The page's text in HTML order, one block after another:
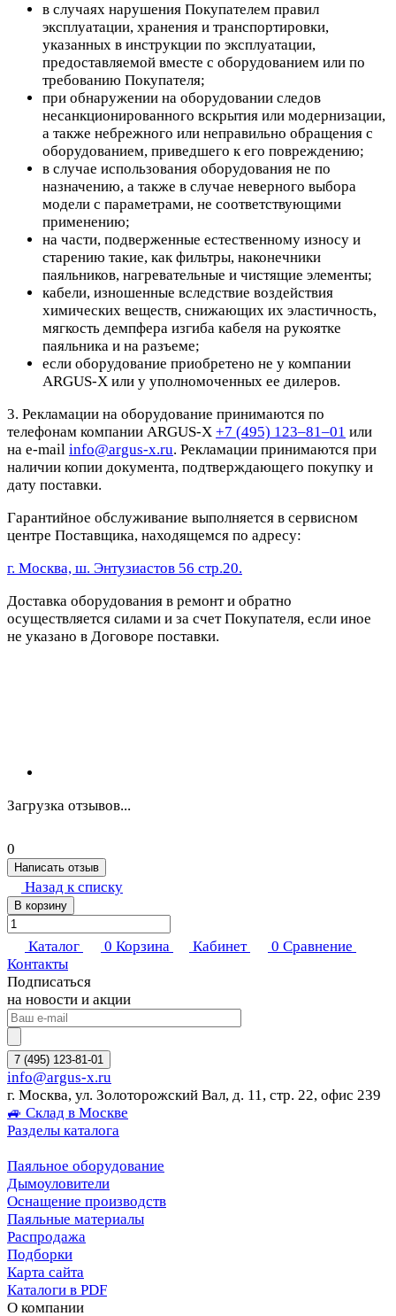
в случаях нарушения Покупателем правил
эксплуатации, хранения и транспортировки,
указанных в инструкции по эксплуатации,
предоставляемой вместе с оборудованием или по
требованию Покупателя;
при обнаружении на оборудовании следов
несанкционированного вскрытия или модернизации,
а также небрежного или неправильно обращения с
оборудованием, приведшего к его повреждению;
в случае использования оборудования не по
назначению, а также в случае неверного выбора
модели с параметрами, не соответствующими
применению;
на части, подверженные естественному износу и
старению такие, как фильтры, наконечники
паяльников, нагревательные и чистящие элементы;
кабели, изношенные вследствие воздействия
химических веществ, снижающих их эластичность,
мягкость демпфера изгиба кабеля на рукоятке
паяльника и на разъеме;
если оборудование приобретено не у компании
ARGUS-X или у уполномоченных ее дилеров.
3. Рекламации на оборудование принимаются по
телефонам компании ARGUS-X +7 (495) 123–81–01 или
на e-mail info@argus-x.ru. Рекламации принимаются при
наличии копии документа, подтверждающего покупку и
дату поставки.
Гарантийное обслуживание выполняется в сервисном
центре Поставщика, находящемся по адресу:
г. Москва, ш. Энтузиастов 56 стр.20.
Доставка оборудования в ремонт и обратно
осуществляется силами и за счет Покупателя, если иное
не указано в Договоре поставки.
Загрузка отзывов...
0
Написать отзыв
Назад к списку
В корзину
Каталог 0 Корзина Кабинет 0 Сравнение
Контакты
Подписаться
на новости и акции
7 (495) 123-81-01
info@argus-x.ru
г. Москва, ул. Золоторожский Вал, д. 11, стр. 22, офис 239
🚙 Склад в Москве
Разделы каталога
Паяльное оборудование
Дымоуловители
Оснащение производств
Паяльные материалы
Распродажа
Подборки
Карта сайта
Каталоги в PDF
О компании